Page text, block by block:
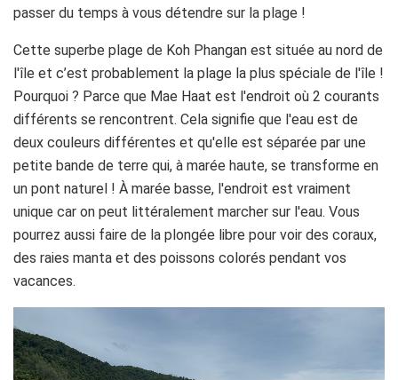
passer du temps à vous détendre sur la plage !
Cette superbe plage de Koh Phangan est située au nord de
l'île et c’est probablement la plage la plus spéciale de l'île !
Pourquoi ? Parce que Mae Haat est l'endroit où 2 courants
différents se rencontrent. Cela signifie que l'eau est de
deux couleurs différentes et qu'elle est séparée par une
petite bande de terre qui, à marée haute, se transforme en
un pont naturel ! À marée basse, l'endroit est vraiment
unique car on peut littéralement marcher sur l'eau. Vous
pourrez aussi faire de la plongée libre pour voir des coraux,
des raies manta et des poissons colorés pendant vos
vacances.